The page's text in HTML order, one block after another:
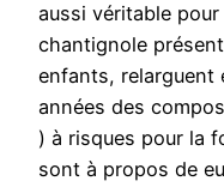
aussi véritable
chantignole
enfants, relarguent
années des
) à risques pour la
sont à propos de